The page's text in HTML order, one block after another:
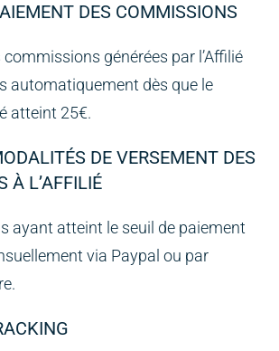
DES COMMISSIONS
générées par l’Affilié
automatiquement dès que le
atteint 25€.
DE VERSEMENT DES
À L’AFFILIÉ
ayant atteint le seuil de paiement
via Paypal ou par